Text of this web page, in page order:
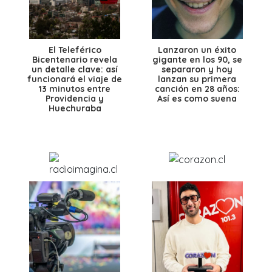
El Teleférico
Bicentenario revela
un detalle clave: así
funcionará el viaje de
13 minutos entre
Providencia y
Huechuraba
Lanzaron un éxito
gigante en los 90, se
separaron y hoy
lanzan su primera
canción en 28 años:
Así es como suena